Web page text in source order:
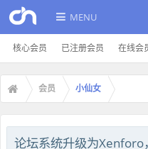
MENU
核心会员 已注册会员 在线会
会员 小仙女
论坛系统升级为Xenforo